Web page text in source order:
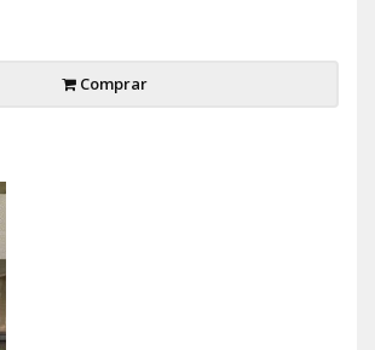
Comprar